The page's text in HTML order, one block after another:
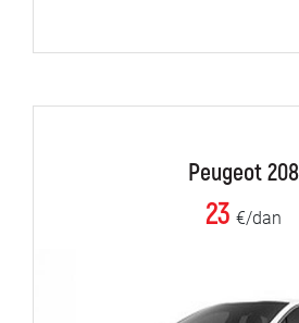
Peugeot 208
23 €/dan